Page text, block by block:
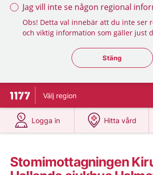
Jag vill inte se någon regional
Obs! Detta val innebär att du inte ser
och viktig information som gäller just
Stäng
Stäng
Till startsidan för 1177
Välj region
Logga in
på 1177.se
Hitta vård
på 1177.se
Stomimottagningen